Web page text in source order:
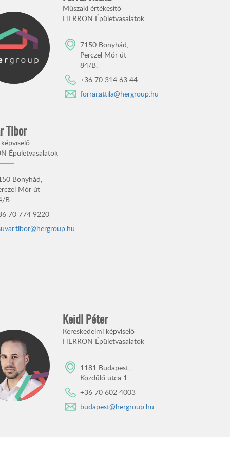
Műszaki értékesítő
HERRON Épületvasalatok
7150 Bonyhád,
Perczel Mór út
84/B.
+36 70 314 63 44
forrai.attila@hergroup.hu
Tibor
Épületvasalatok
Bonyhád,
Mór út
B.
70 774 9220
Keidl Péter
Kereskedelmi képviselő
HERRON Épületvasalatok
1181 Budapest,
Közdűlő utca 1.
+36 70 602 4003
budapest@hergroup.hu